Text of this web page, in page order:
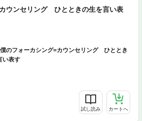
ウンセリング ひとときの生を言い表
僕のフォーカシング=カウンセリング ひととき
い表す
試し読み カートへ